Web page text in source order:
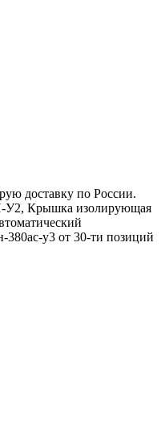
доставку по России.
У2, Крышка изолирующая
у3 от 30-ти позиций